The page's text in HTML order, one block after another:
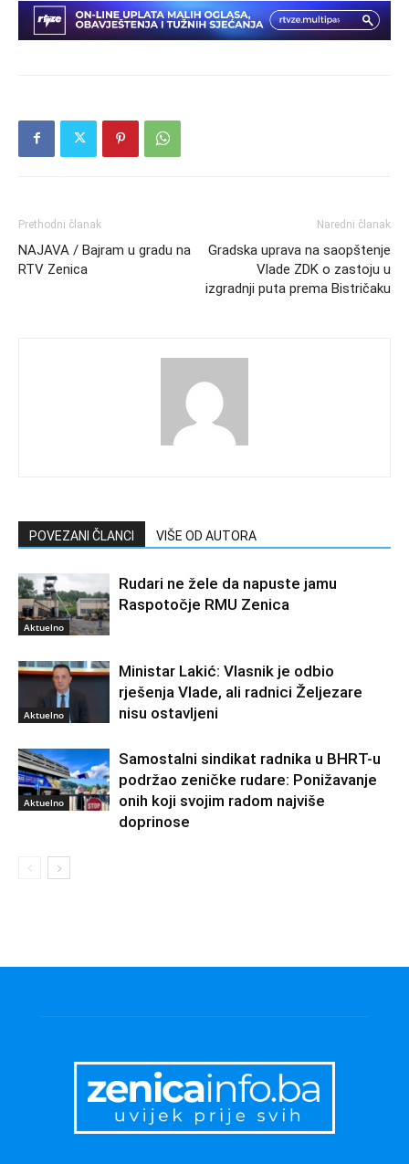
Prethodni članak
NAJAVA / Bajram u gradu na
RTV Zenica
Naredni članak
Gradska uprava na saopštenje
Vlade ZDK o zastoju u
izgradnji puta prema Bistričaku
POVEZANI ČLANCI VIŠE OD AUTORA
Aktuelno
Rudari ne žele da napuste jamu
Raspotočje RMU Zenica
Aktuelno
Ministar Lakić: Vlasnik je odbio
rješenja Vlade, ali radnici Željezare
nisu ostavljeni
Aktuelno
Samostalni sindikat radnika u BHRT-u
podržao zeničke rudare: Ponižavanje
onih koji svojim radom najviše
doprinose